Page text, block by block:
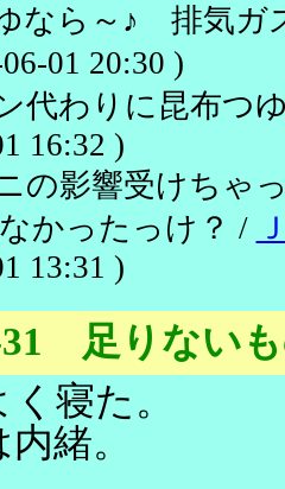
なら～♪ 排気ガ
01 20:30 )
代わりに昆布つ
16:32 )
の影響受けちゃ
かったっけ？ /
13:31 )
31 足りない
寝た。
緒。